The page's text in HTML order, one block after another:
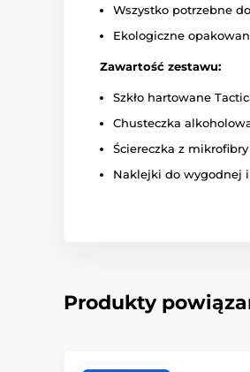
Wszystko potrzebne
Ekologiczne
Zawartość zestawu:
Szkło hartowane
Chusteczka
Ściereczka z mikrofibry
Naklejki do wygodnej
Produkty